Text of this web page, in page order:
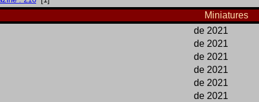
Miniatures
de 2021
de 2021
de 2021
de 2021
de 2021
de 2021